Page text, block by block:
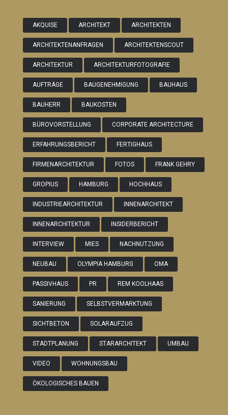
AKQUISE ARCHITEKT ARCHITEKTEN
ARCHITEKTENANFRAGEN ARCHITEKTENSCOUT
ARCHITEKTUR ARCHITEKTURFOTOGRAFIE
AUFTRÄGE BAUGENEHMIGUNG BAUHAUS
BAUHERR BAUKOSTEN
BÜROVORSTELLUNG CORPORATE ARCHITECTURE
ERFAHRUNGSBERICHT FERTIGHAUS
FIRMENARCHITEKTUR FOTOS FRANK GEHRY
GROPIUS HAMBURG HOCHHAUS
INDUSTRIEARCHITEKTUR INNENARCHITEKT
INNENARCHITEKTUR INSIDERBERICHT
INTERVIEW MIES NACHNUTZUNG
NEUBAU OLYMPIA HAMBURG OMA
PASSIVHAUS PR REM KOOLHAAS
SANIERUNG SELBSTVERMARKTUNG
SICHTBETON SOLARAUFZUG
STADTPLANUNG STARARCHITEKT UMBAU
VIDEO WOHNUNGSBAU
ÖKOLOGISCHES BAUEN